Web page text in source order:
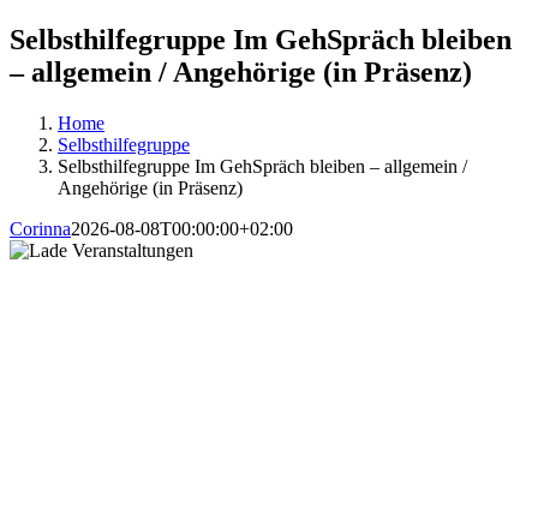
Selbsthilfegruppe Im GehSpräch bleiben
– allgemein / Angehörige (in Präsenz)
Home
Selbsthilfegruppe
Selbsthilfegruppe Im GehSpräch bleiben – allgemein /
Angehörige (in Präsenz)
Corinna2026-08-08T00:00:00+02:00